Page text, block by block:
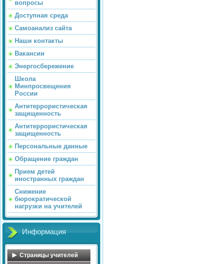
вопросы
Доступная среда
Самоанализ сайта
Наши контакты
Вакансии
Энергосбережение
Школа
Минпросвещения
России
Антитеррористическая
защищенность
Антитеррористическая
защищенность
Персональные данные
Обращение граждан
Прием детей
иностранных граждан
Снижение
бюрократической
нагрузки на учителей
Информация
Страницы учителей